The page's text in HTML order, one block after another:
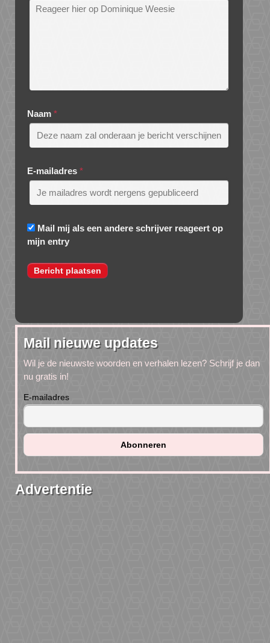
Naam *
E-mailadres *
Mail mij als een andere schrijver reageert op
mijn entry
Mail nieuwe updates
Wil je de nieuwste woorden en verhalen lezen? Schrijf je dan
nu gratis in!
E-mailadres
Advertentie